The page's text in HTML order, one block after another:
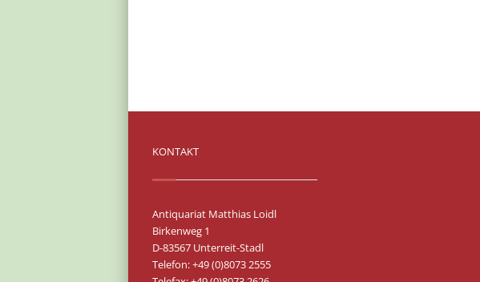
KONTAKT
Antiquariat Matthias Loidl
Birkenweg 1
D-83567 Unterreit-Stadl
Telefon: +49 (0)8073 2555